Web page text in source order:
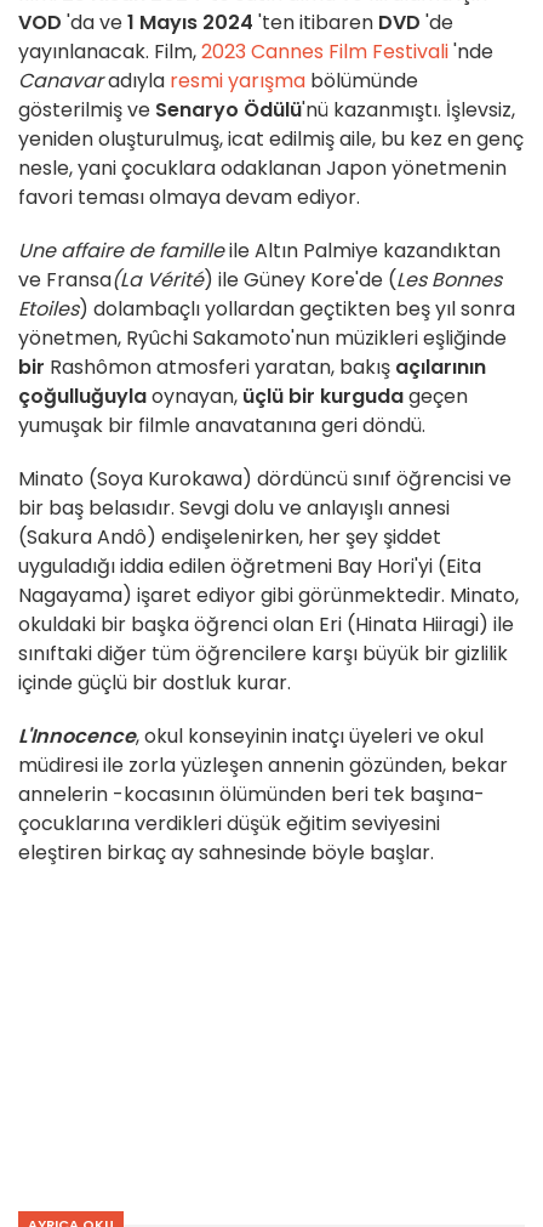
VOD 'da ve1 Mayıs 2024 'ten itibaren DVD 'de
yayınlanacak. Film,2023 Cannes Film Festivali'nde
Canavaradıyla resmi yarışma bölümünde
gösterilmiş ve Senaryo Ödülü'nü kazanmıştı. İşlevsiz,
yeniden oluşturulmuş, icat edilmiş aile, bu kez en genç
nesle, yani çocuklara odaklanan Japon yönetmenin
favori teması olmaya devam ediyor.
Une affaire de familleile Altın Palmiye kazandıktan
ve Fransa(La Vérité) ile Güney Kore'de (Les Bonnes
Etoiles) dolambaçlı yollardan geçtikten beş yıl sonra
yönetmen, Ryûchi Sakamoto'nun müzikleri eşliğinde
bir Rashômon atmosferi yaratan, bakış açılarının
çoğulluğuylaoynayan, üçlü bir kurgudageçen
yumuşak bir filmle anavatanına geri döndü.
Minato (Soya Kurokawa) dördüncü sınıf öğrencisi ve
bir baş belasıdır. Sevgi dolu ve anlayışlı annesi
(Sakura Andô) endişelenirken, her şey şiddet
uyguladığı iddia edilen öğretmeni Bay Hori'yi (Eita
Nagayama) işaret ediyor gibi görünmektedir. Minato,
okuldaki bir başka öğrenci olan Eri (Hinata Hiiragi) ile
sınıftaki diğer tüm öğrencilere karşı büyük bir gizlilik
içinde güçlü bir dostluk kurar.
L'Innocence, okul konseyinin inatçı üyeleri ve okul
müdiresi ile zorla yüzleşen annenin gözünden, bekar
annelerin -kocasının ölümünden beri tek başına-
çocuklarına verdikleri düşük eğitim seviyesini
eleştiren birkaç ay sahnesinde böyle başlar.